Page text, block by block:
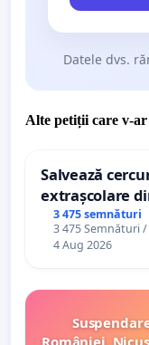
Datele dvs.
Alte petiții care v-ar
Salvează
extrașcolare
palatele copiilor
3 475 semnături
3 475 Semnături /
4 Aug 2026
României,